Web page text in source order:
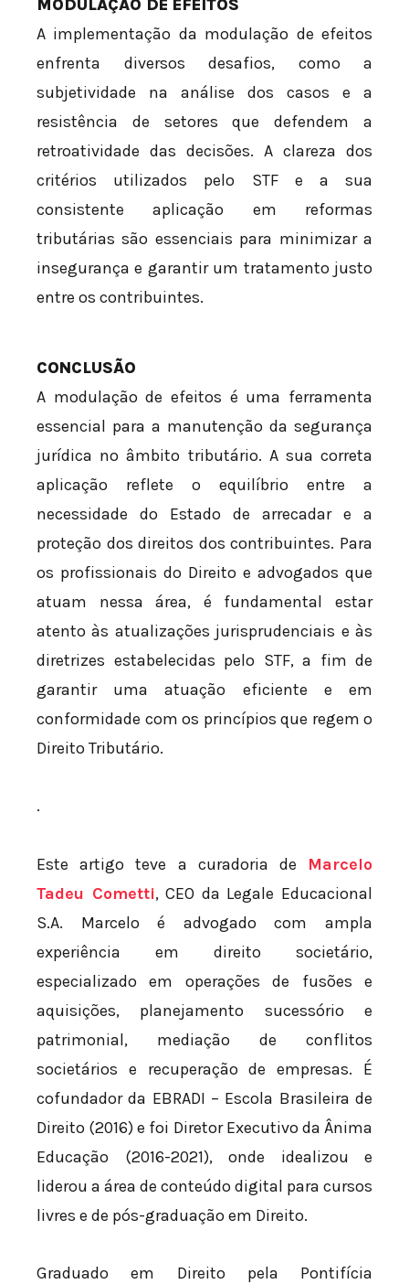
MODULAÇÃO DE EFEITOS
A implementação da modulação de efeitos
enfrenta diversos desafios, como a
subjetividade na análise dos casos e a
resistência de setores que defendem a
retroatividade das decisões. A clareza dos
critérios utilizados pelo STF e a sua
consistente aplicação em reformas
tributárias são essenciais para minimizar a
insegurança e garantir um tratamento justo
entre os contribuintes.
CONCLUSÃO
A modulação de efeitos é uma ferramenta
essencial para a manutenção da segurança
jurídica no âmbito tributário. A sua correta
aplicação reflete o equilíbrio entre a
necessidade do Estado de arrecadar e a
proteção dos direitos dos contribuintes. Para
os profissionais do Direito e advogados que
atuam nessa área, é fundamental estar
atento às atualizações jurisprudenciais e às
diretrizes estabelecidas pelo STF, a fim de
garantir uma atuação eficiente e em
conformidade com os princípios que regem o
Direito Tributário.
.
Este artigo teve a curadoria de Marcelo
Tadeu Cometti, CEO da Legale Educacional
S.A. Marcelo é advogado com ampla
experiência em direito societário,
especializado em operações de fusões e
aquisições, planejamento sucessório e
patrimonial, mediação de conflitos
societários e recuperação de empresas. É
cofundador da EBRADI – Escola Brasileira de
Direito (2016) e foi Diretor Executivo da Ânima
Educação (2016-2021), onde idealizou e
liderou a área de conteúdo digital para cursos
livres e de pós-graduação em Direito.
Graduado em Direito pela Pontifícia